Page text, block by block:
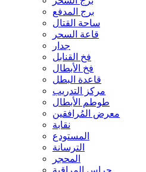
برج المدفع
ساحة القتال
قاعة السحر
جدار
فخ القنابل
فخ الأبطال
قاعدة البطل
مركز التدريب
طوطم الأبطال
معرض المُرافقين
نقابة
المستودع
الترسانة
المحجر